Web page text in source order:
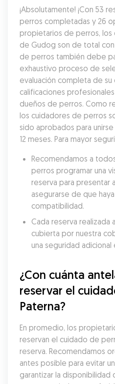
¡Absolutamente! ¡Con 53
perros completadas y 26
propietarios de perros,
de Gudog son de total
de perros también debe
exhaustivo proceso de
evaluación completa de su
calificaciones
dueños de perros. Como
los cuidadores de perros
sido aprobados para
12 meses. Para mayor
Recomendamos a
perros programar una
reserva para presentar
asegurarse de que
compatibilidad.
Cada reserva
cubierta por nuestra
una seguridad
¿Con cuánta
reservar el
Paterna?
En promedio, los
reservan el cuidado de
reserva. Recomendamos
antes posible para evitar
garantizar la